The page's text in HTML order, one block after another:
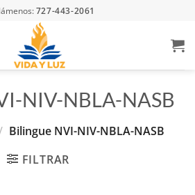
727-443-2061
NIV-NBLA-NASB
Bilingue NVI-NIV-NBLA-NASB
FILTRAR